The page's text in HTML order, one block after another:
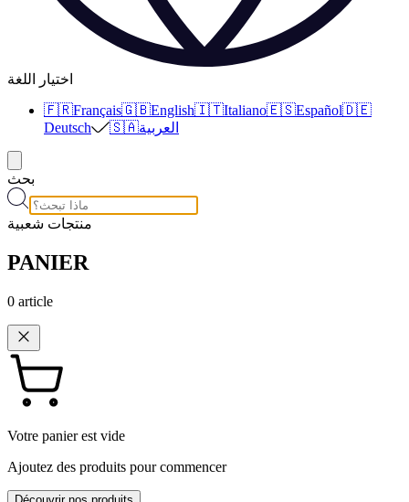
اختيار اللغة
🇫🇷Français🇬🇧English🇮🇹Italiano🇪🇸Español🇩🇪
Deutsch
🇸🇦العربية
بحث
منتجات شعبية
PANIER
0 article
Votre panier est vide
Ajoutez des produits pour commencer